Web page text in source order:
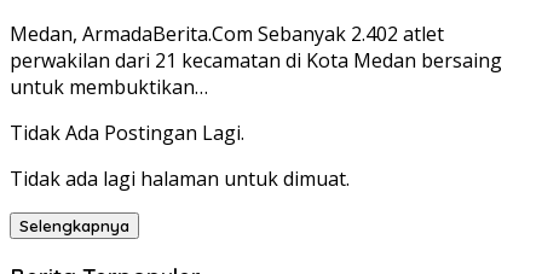
Medan, ArmadaBerita.Com Sebanyak 2.402 atlet
perwakilan dari 21 kecamatan di Kota Medan bersaing
untuk membuktikan…
Tidak Ada Postingan Lagi.
Tidak ada lagi halaman untuk dimuat.
Selengkapnya